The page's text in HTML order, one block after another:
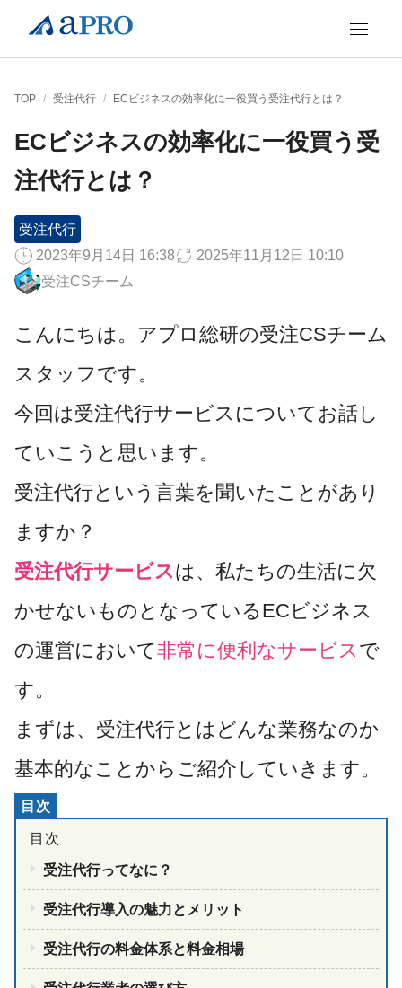
TOP / 受注代行 / ECビジネスの効率化に一役買う受注代行とは？
ECビジネスの効率化に一役買う受
注代行とは？
受注代行
2023年9月14日 16:38
2025年11月12日 10:10
受注CSチーム
こんにちは。アプロ総研の受注CSチーム
スタッフです。
今回は受注代行サービスについてお話し
ていこうと思います。
受注代行という言葉を聞いたことがあり
ますか？
受注代行サービスは、私たちの生活に欠
かせないものとなっているECビジネス
の運営において非常に便利なサービス で
す。
まずは、受注代行とはどんな業務なのか
基本的なことからご紹介していきます。
受注代行ってなに？
受注代行導入の魅力とメリット
受注代行の料金体系と料金相場